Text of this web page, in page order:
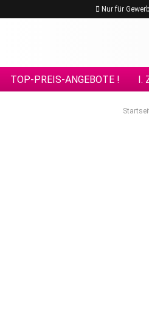
Nur für
TOP-PREIS-ANGEBOTE ! I.